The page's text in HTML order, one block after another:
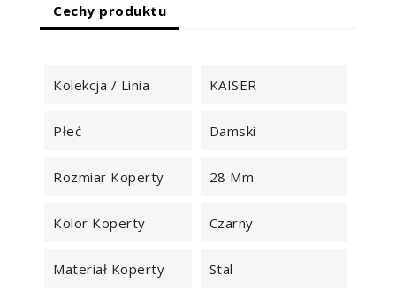
Cechy produktu
Kolekcja / Linia KAISER
Płeć Damski
Rozmiar Koperty 28 Mm
Kolor Koperty Czarny
Materiał Koperty Stal